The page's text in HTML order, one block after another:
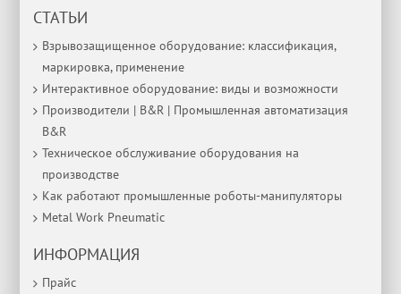
СТАТЬИ
Взрывозащищенное оборудование: классификация,
маркировка, применение
Интерактивное оборудование: виды и возможности
Производители | B&R | Промышленная автоматизация
B&R
Техническое обслуживание оборудования на
производстве
Как работают промышленные роботы-манипуляторы
Metal Work Pneumatic
ИНФОРМАЦИЯ
Прайс